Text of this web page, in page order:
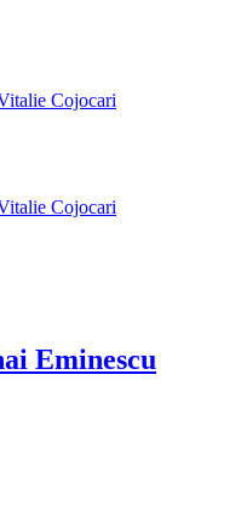
Cojocari
Cojocari
Eminescu